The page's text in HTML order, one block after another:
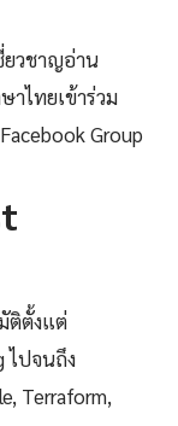
ยวชาญอ่าน
าไทยเข้าร่วม
Group
ติตั้งแต่
ไปจนถึง
Terraform,